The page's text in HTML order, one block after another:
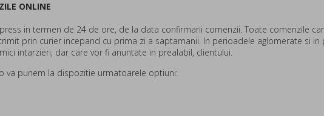
ONLINE
in termen de 24 de ore, de la data confirmarii comenzii. Toate comenzile
prin curier incepand cu prima zi a saptamanii. In perioadele aglomerate si in
intarzieri, dar care vor fi anuntate in prealabil, clientului.
va punem la dispozitie urmatoarele optiuni: